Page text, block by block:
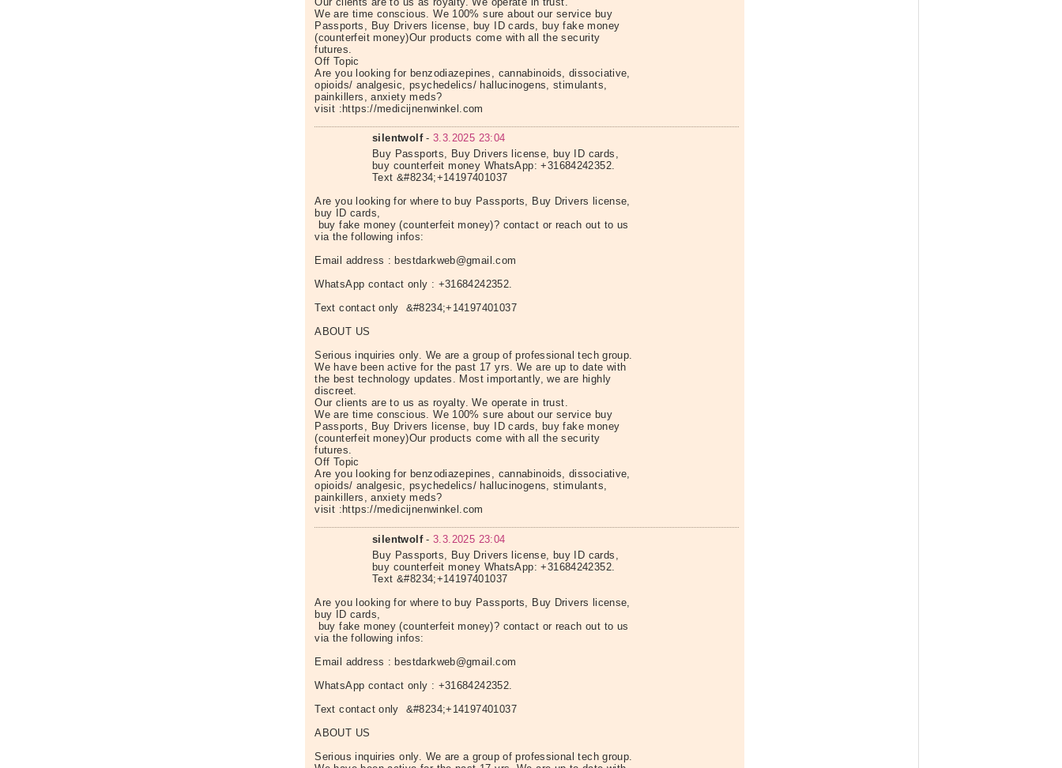
We are time conscious. We 100% sure about our service buy
Passports, Buy Drivers license, buy ID cards, buy fake money
(counterfeit money)Our products come with all the security
futures.
Off Topic
Are you looking for benzodiazepines, cannabinoids, dissociative,
opioids/ analgesic, psychedelics/ hallucinogens, stimulants,
painkillers, anxiety meds?
visit :https://medicijnenwinkel.com
silentwolf-3.3.2025 23:04
Buy Passports, Buy Drivers license, buy ID cards,
buy counterfeit money WhatsApp: +31684242352.
Text &#8234;+14197401037
Are you looking for where to buy Passports, Buy Drivers license,
buy ID cards,
buy fake money (counterfeit money)? contact or reach out to us
via the following infos:
Email address : bestdarkweb@gmail.com
WhatsApp contact only : +31684242352.
Text contact only &#8234;+14197401037
ABOUT US
Serious inquiries only. We are a group of professional tech group.
We have been active for the past 17 yrs. We are up to date with
the best technology updates. Most importantly, we are highly
discreet.
Our clients are to us as royalty. We operate in trust.
We are time conscious. We 100% sure about our service buy
Passports, Buy Drivers license, buy ID cards, buy fake money
(counterfeit money)Our products come with all the security
futures.
Off Topic
Are you looking for benzodiazepines, cannabinoids, dissociative,
opioids/ analgesic, psychedelics/ hallucinogens, stimulants,
painkillers, anxiety meds?
visit :https://medicijnenwinkel.com
silentwolf-3.3.2025 23:04
Buy Passports, Buy Drivers license, buy ID cards,
buy counterfeit money WhatsApp: +31684242352.
Text &#8234;+14197401037
Are you looking for where to buy Passports, Buy Drivers license,
buy ID cards,
buy fake money (counterfeit money)? contact or reach out to us
via the following infos:
Email address : bestdarkweb@gmail.com
WhatsApp contact only : +31684242352.
Text contact only &#8234;+14197401037
ABOUT US
Serious inquiries only. We are a group of professional tech group.